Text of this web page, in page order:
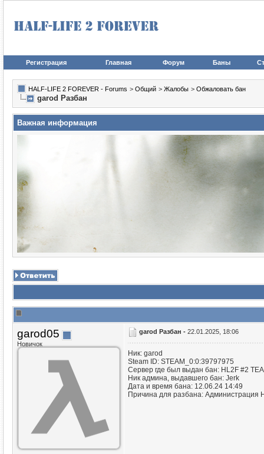
Регистрация Главная Форум Баны
HALF-LIFE 2 FOREVER - Forums > Общий > Жалобы > Обжаловать бан
garod Разбан
Важная информация
garod05
Новичок
garod Разбан - 22.01.2025, 18:06
Ник: garod
Steam ID: STEAM_0:0:39797975
Сервер где был выдан бан: HL2F #2
Ник админа, выдавшего бан: Jerk
Дата и время бана: 12.06.24 14:49
Причина для разбана: Администрация